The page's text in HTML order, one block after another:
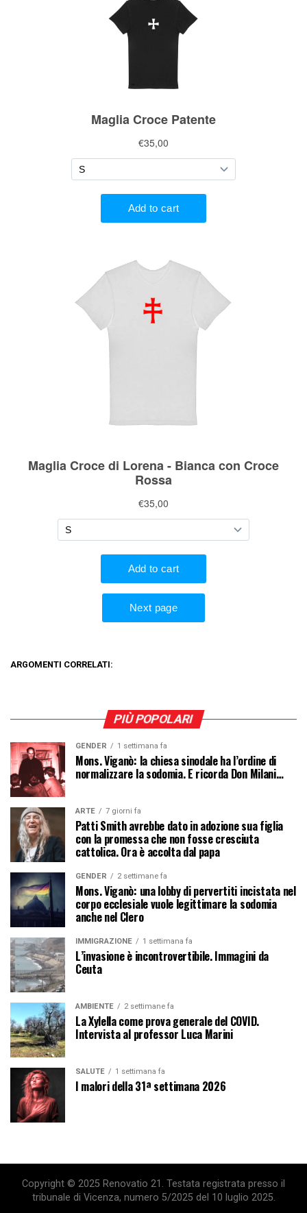
ARGOMENTI CORRELATI:
PIÙ POPOLARI
GENDER 1 settimana fa
Mons. Viganò: la chiesa sinodale ha l’ordine di
normalizzare la sodomia. E ricorda Don Milani…
ARTE 7 giorni fa
Patti Smith avrebbe dato in adozione sua figlia
con la promessa che non fosse cresciuta
cattolica. Ora è accolta dal papa
GENDER 2 settimane fa
Mons. Viganò: una lobby di pervertiti incistata nel
corpo ecclesiale vuole legittimare la sodomia
anche nel Clero
IMMIGRAZIONE 1 settimana fa
L’invasione è incontrovertibile. Immagini da
Ceuta
AMBIENTE 2 settimane fa
La Xylella come prova generale del COVID.
Intervista al professor Luca Marini
SALUTE 1 settimana fa
I malori della 31ª settimana 2026
Copyright © 2025 Renovatio 21. Testata registrata presso il
tribunale di Vicenza, numero 5/2025 del 10 luglio 2025.